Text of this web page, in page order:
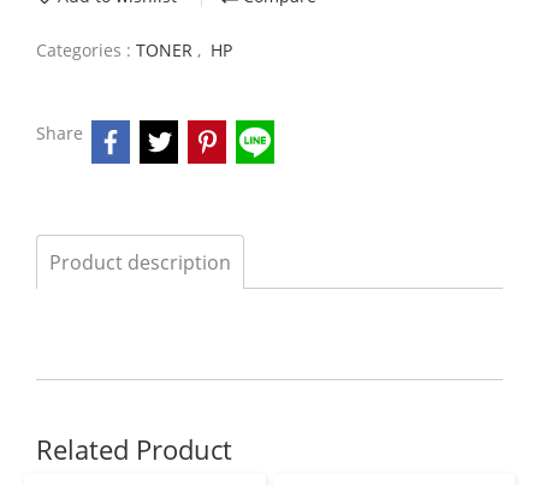
Categories : TONER , HP
Share
Product description
Related Product